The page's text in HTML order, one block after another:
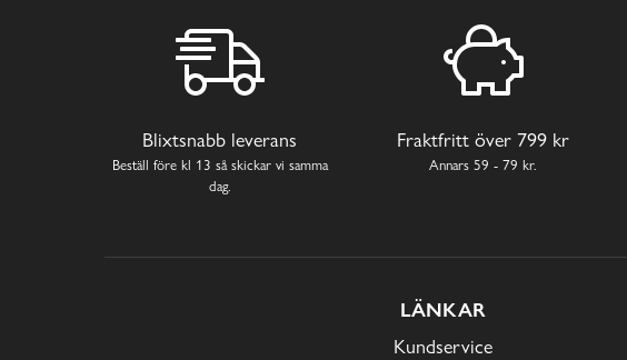
Blixtsnabb leverans
Beställ före kl 13 så skickar vi samma
dag.
Fraktfritt över 799 kr
Annars 59 - 79 kr.
LÄNKAR
Kundservice